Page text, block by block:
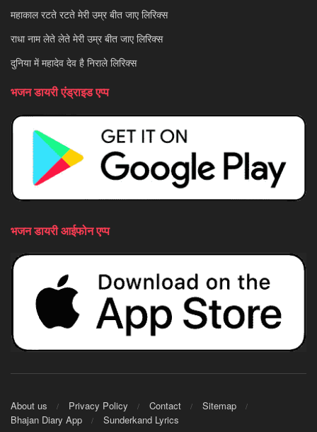
महाकाल रटते रटते मेरी उम्र बीत जाए लिरिक्स
राधा नाम लेते लेते मेरी उम्र बीत जाए लिरिक्स
दुनिया में महादेव देव है निराले लिरिक्स
भजन डायरी एंड्राइड एप्प
भजन डायरी आईफोन एप्प
About us Privacy Policy Contact
Sitemap
Bhajan Diary App
Sunderkand Lyrics